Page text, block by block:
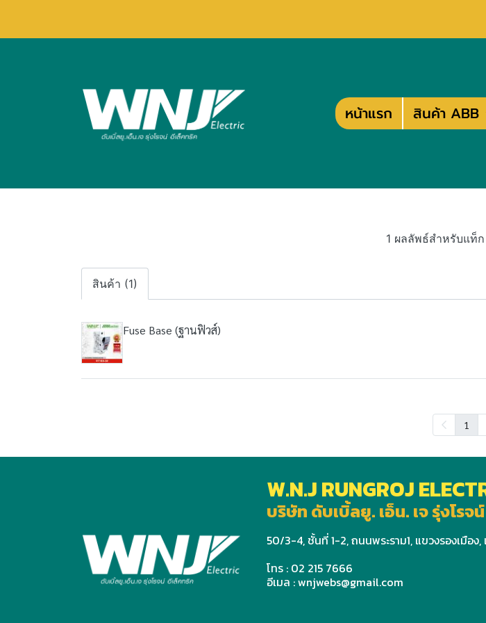
หน้าแรก สินค้า ABB
1 ผลลัพธ์สำหรับแท็ก
สินค้า (1)
Fuse Base (ฺฐานฟิวส์)
1
W.N.J RUNGROJ
บริษัท ดับเบิ้ลยู. เอ็น. เจ รุ่งโรจ
50/3-4, ชั้นที่ 1-2, ถนนพระราม1, แขวงรองเมือ
โทร : 02 215 7666
อีเมล : wnjwebs@gmail.com